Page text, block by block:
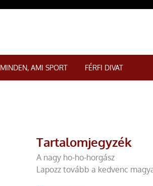
MINDEN, AMI SPORT FÉRFI DIVAT
Tartalomjegyzék
A nagy ho-ho-horgász
Lapozz tovább a kedvenc